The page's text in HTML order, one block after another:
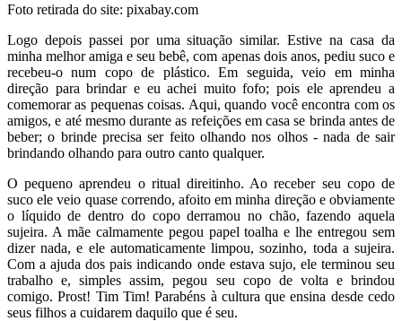
Foto retirada do site: pixabay.com
Logo depois passei por uma situação similar. Estive na casa da
minha melhor amiga e seu bebê, com apenas dois anos, pediu suco e
recebeu-o num copo de plástico. Em seguida, veio em minha
direção para brindar e eu achei muito fofo; pois ele aprendeu a
comemorar as pequenas coisas. Aqui, quando você encontra com os
amigos, e até mesmo durante as refeições em casa se brinda antes de
beber; o brinde precisa ser feito olhando nos olhos - nada de sair
brindando olhando para outro canto qualquer.
O pequeno aprendeu o ritual direitinho. Ao receber seu copo de
suco ele veio quase correndo, afoito em minha direção e obviamente
o líquido de dentro do copo derramou no chão, fazendo aquela
sujeira. A mãe calmamente pegou papel toalha e lhe entregou sem
dizer nada, e ele automaticamente limpou, sozinho, toda a sujeira.
Com a ajuda dos pais indicando onde estava sujo, ele terminou seu
trabalho e, simples assim, pegou seu copo de volta e brindou
comigo. Prost! Tim Tim! Parabéns à cultura que ensina desde cedo
seus filhos a cuidarem daquilo que é seu.